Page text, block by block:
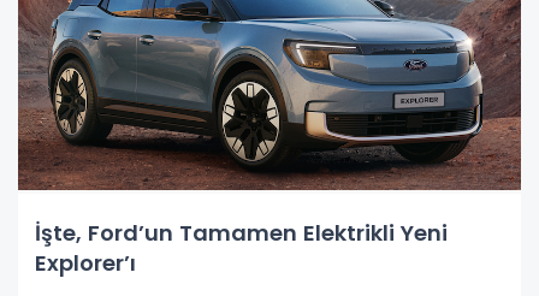
İşte, Ford’un Tamamen Elektrikli Yeni
Explorer’ı